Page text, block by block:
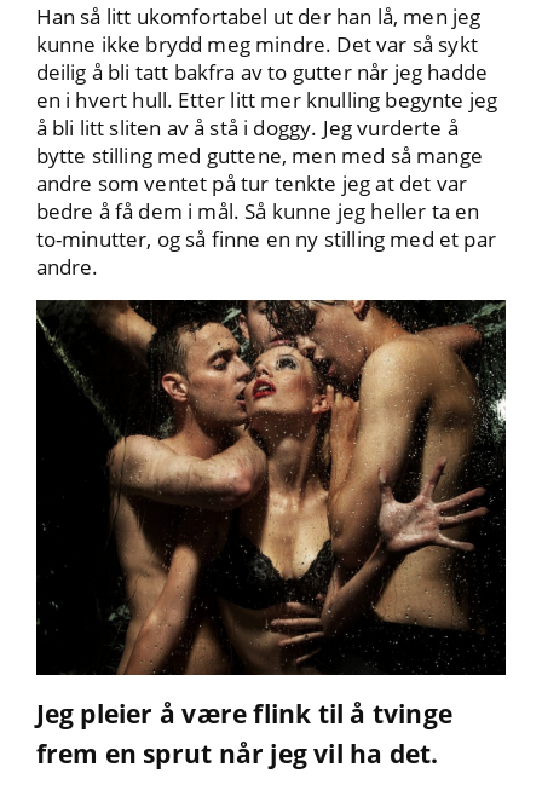
Han så litt ukomfortabel ut der han lå, men jeg
kunne ikke brydd meg mindre. Det var så sykt
deilig å bli tatt bakfra av to gutter når jeg hadde
en i hvert hull. Etter litt mer knulling begynte jeg
å bli litt sliten av å stå i doggy. Jeg vurderte å
bytte stilling med guttene, men med så mange
andre som ventet på tur tenkte jeg at det var
bedre å få dem i mål. Så kunne jeg heller ta en
to-minutter, og så finne en ny stilling med et par
andre.
Jeg pleier å være flink til å tvinge
frem en sprut når jeg vil ha det.